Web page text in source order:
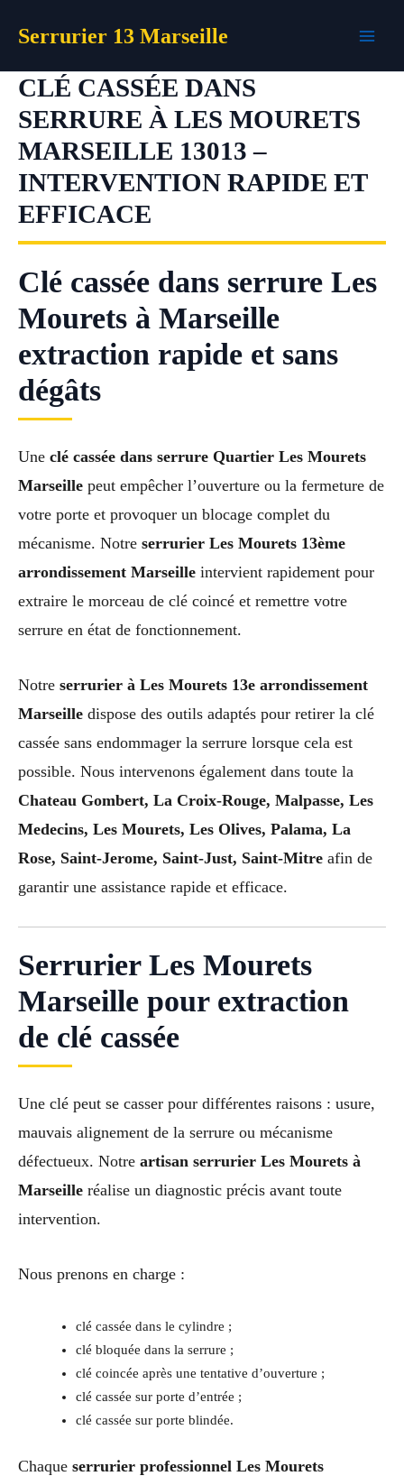
Serrurier 13 Marseille
CLÉ CASSÉE DANS
SERRURE À LES MOURETS
MARSEILLE 13013 –
INTERVENTION RAPIDE ET
EFFICACE
Clé cassée dans serrure Les
Mourets à Marseille
extraction rapide et sans
dégâts
Une clé cassée dans serrure Quartier Les Mourets
Marseille peut empêcher l’ouverture ou la fermeture de
votre porte et provoquer un blocage complet du
mécanisme. Notre serrurier Les Mourets 13ème
arrondissement Marseille intervient rapidement pour
extraire le morceau de clé coincé et remettre votre
serrure en état de fonctionnement.
Notre serrurier à Les Mourets 13e arrondissement
Marseille dispose des outils adaptés pour retirer la clé
cassée sans endommager la serrure lorsque cela est
possible. Nous intervenons également dans toute la
Chateau Gombert, La Croix-Rouge, Malpasse, Les
Medecins, Les Mourets, Les Olives, Palama, La
Rose, Saint-Jerome, Saint-Just, Saint-Mitre afin de
garantir une assistance rapide et efficace.
Serrurier Les Mourets
Marseille pour extraction
de clé cassée
Une clé peut se casser pour différentes raisons : usure,
mauvais alignement de la serrure ou mécanisme
défectueux. Notre artisan serrurier Les Mourets à
Marseille réalise un diagnostic précis avant toute
intervention.
Nous prenons en charge :
clé cassée dans le cylindre ;
clé bloquée dans la serrure ;
clé coincée après une tentative d’ouverture ;
clé cassée sur porte d’entrée ;
clé cassée sur porte blindée.
Chaque serrurier professionnel Les Mourets